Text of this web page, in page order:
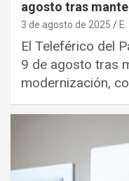
agosto tras
3 de agosto de 2025
El Teleférico del
9 de agosto tras
modernización,